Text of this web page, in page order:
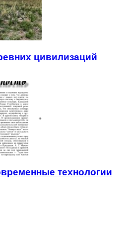
цивилизаций
технологии